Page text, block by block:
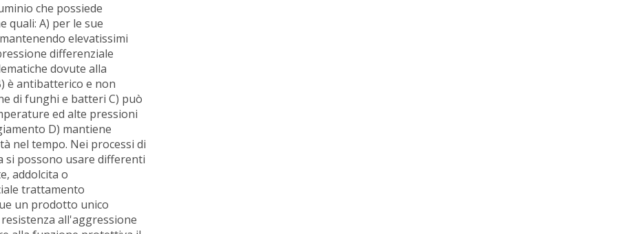
che possiede
quali: A) per le sue
elevatissimi
differenziale
dovute alla
è antibatterico e non
di funghi e batteri C) può
ed alte pressioni
D) mantiene
nel tempo. Nei processi di
si possono usare differenti
addolcita o
trattamento
un prodotto unico
all'aggressione